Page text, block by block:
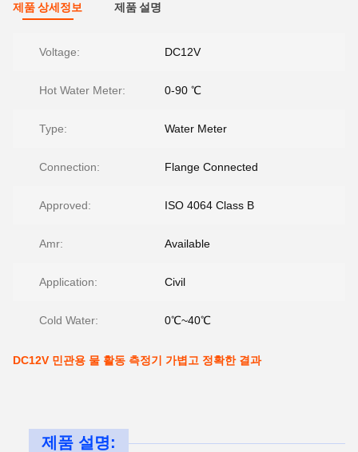
제품 상세정보 제품 설명
Voltage: DC12V
Hot Water Meter: 0-90 ℃
Type: Water Meter
Connection: Flange Connected
Approved: ISO 4064 Class B
Amr: Available
Application: Civil
Cold Water: 0℃~40℃
DC12V 민관용 물 활동 측정기 가볍고 정확한 결과
제품 설명: